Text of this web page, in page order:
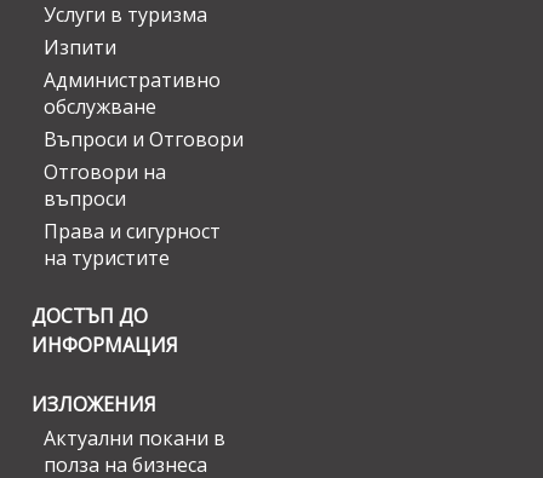
Услуги в туризма
Изпити
Административно
обслужване
Въпроси и Отговори
Отговори на
въпроси
Права и сигурност
на туристите
ДОСТЪП ДО
ИНФОРМАЦИЯ
ИЗЛОЖЕНИЯ
Актуални покани в
полза на бизнеса